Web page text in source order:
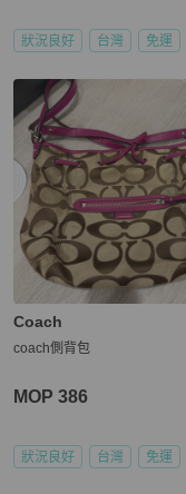
狀況良好 台灣 免運
Coach
coach側背包
MOP 386
狀況良好 台灣 免運